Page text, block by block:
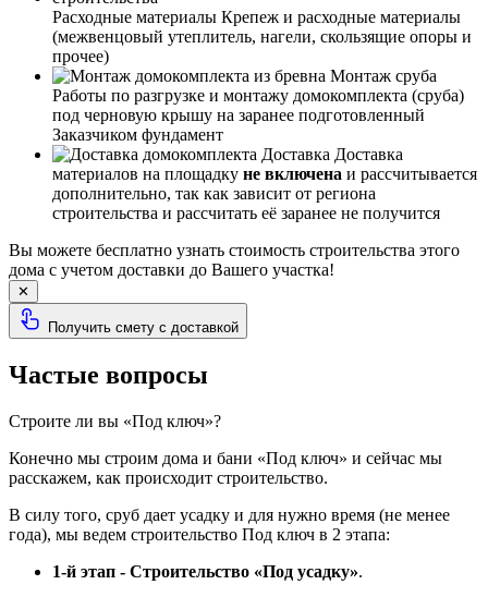
Расходные материалы Крепеж и расходные материалы
(межвенцовый утеплитель, нагели, скользящие опоры и
прочее)
Монтаж сруба
Работы по разгрузке и монтажу домокомплекта (сруба)
под черновую крышу на заранее подготовленный
Заказчиком фундамент
Доставка Доставка
материалов на площадку не включена и рассчитывается
дополнительно, так как зависит от региона
строительства и рассчитать её заранее не получится
Вы можете бесплатно узнать стоимость строительства этого
дома с учетом доставки до Вашего участка!
✕
Получить смету с доставкой
Частые вопросы
Строите ли вы «Под ключ»?
Конечно мы строим дома и бани «Под ключ» и сейчас мы
расскажем, как происходит строительство.
В силу того, сруб дает усадку и для нужно время (не менее
года), мы ведем строительство Под ключ в 2 этапа:
1-й этап - Строительство «Под усадку».